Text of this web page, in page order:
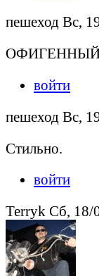
пешеход Вс,
войти
пешеход Вс,
Стильно.
войти
Terryk Сб, 18/